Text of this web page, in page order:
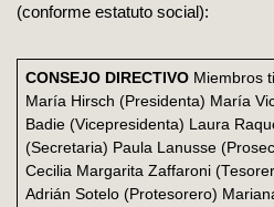
(conforme estatuto social):
CONSEJO DIRECTIVOMiembros
María Hirsch (Presidenta) María
Badie (Vicepresidenta) Laura
(Secretaria) Paula Lanusse
Cecilia Margarita Zaffaroni
Adrián Sotelo (Protesorero)